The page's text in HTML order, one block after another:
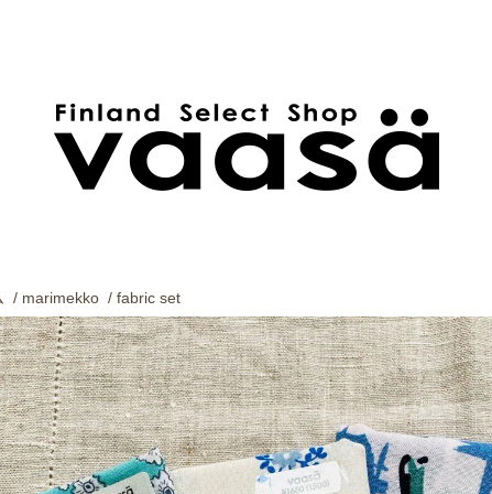
/ marimekko / fabric set